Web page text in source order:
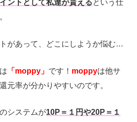
ントとして私達が貰えるという仕
があって、どこにしようか悩む…
「moppy」 です！ moppyは他サ
元率が分かりやすいのです。
システムが10P＝１円や20P＝１